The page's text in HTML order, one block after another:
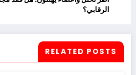
الرقابي؟
RELATED POSTS